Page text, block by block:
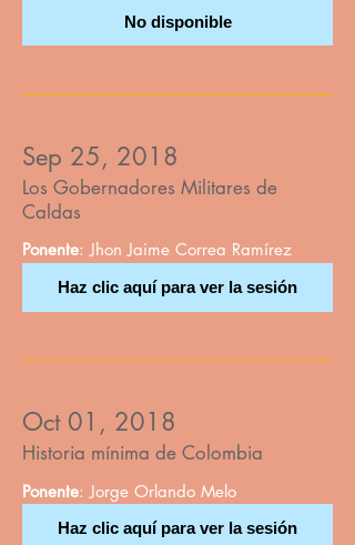
No disponible
Sep 25, 2018
Los Gobernadores Militares de
Caldas
Ponente: Jhon Jaime Correa Ramírez
Haz clic aquí para ver la sesión
Oct 01, 2018
Historia mínima de Colombia
Ponente: Jorge Orlando Melo
Haz clic aquí para ver la sesión